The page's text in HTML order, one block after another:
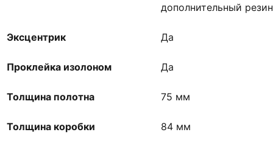
дополнительный
Эксцентрик Да
Проклейка изолоном Да
Толщина полотна 75 мм
Толщина коробки 84 мм